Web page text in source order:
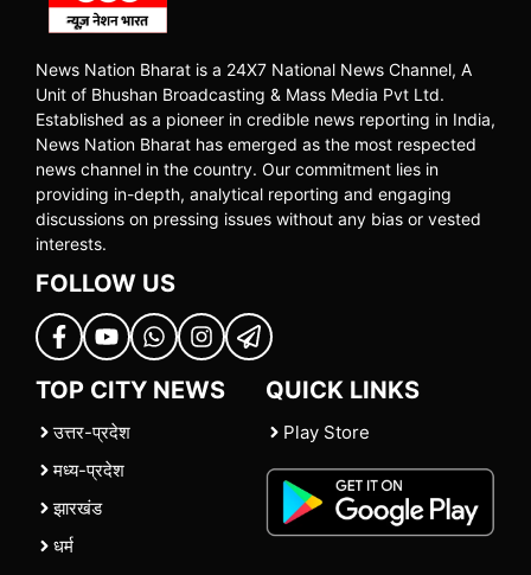
News Nation Bharat is a 24X7 National News Channel, A
Unit of Bhushan Broadcasting & Mass Media Pvt Ltd.
Established as a pioneer in credible news reporting in India,
News Nation Bharat has emerged as the most respected
news channel in the country. Our commitment lies in
providing in-depth, analytical reporting and engaging
discussions on pressing issues without any bias or vested
interests.
FOLLOW US
TOP CITY NEWS
उत्तर-प्रदेश
मध्य-प्रदेश
झारखंड
धर्म
QUICK LINKS
Play Store